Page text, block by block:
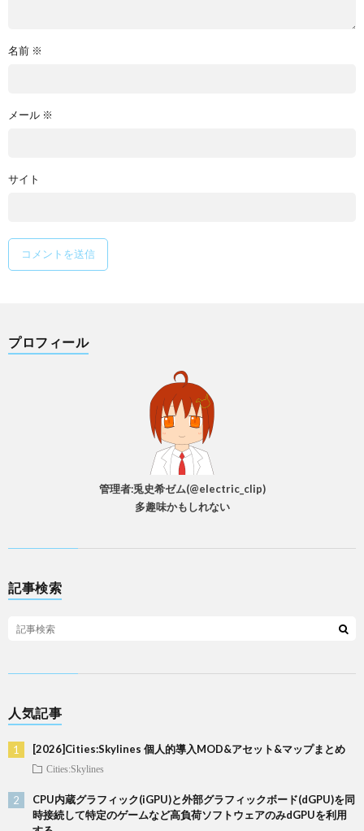
名前 ※
メール ※
サイト
プロフィール
管理者:兎史希ゼム(@electric_clip)
多趣味かもしれない
記事検索
人気記事
[2026]Cities:Skylines 個人的導入MOD&アセット&マップまとめ
Cities:Skylines
CPU内蔵グラフィック(iGPU)と外部グラフィックボード(dGPU)を同
時接続して特定のゲームなど高負荷ソフトウェアのみdGPUを利用